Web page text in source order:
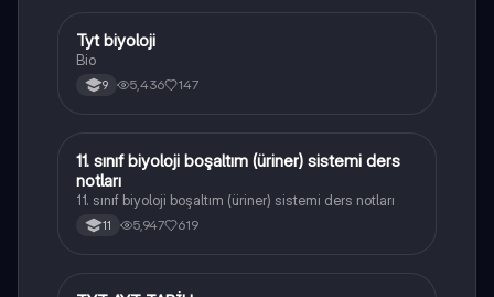
Biyoloji
Tyt biyoloji
Bio
9 5,436 147
Biyoloji
11. sınıf biyoloji boşaltım (üriner) sistemi ders
notları
11. sınıf biyoloji boşaltım (üriner) sistemi ders notları
11 5,947 619